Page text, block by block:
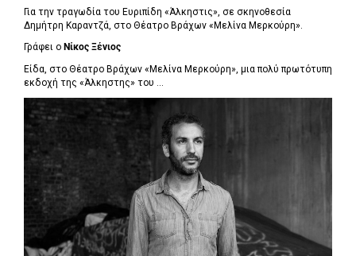
Για την τραγωδία του Ευριπίδη «Άλκηστις», σε σκηνοθεσία
Δημήτρη Καραντζά, στο Θέατρο Βράχων «Μελίνα Μερκούρη».
Γράφει ο Νίκος Ξένιος
Είδα, στο Θέατρο Βράχων «Μελίνα Μερκούρη», μια πολύ πρωτότυπη
εκδοχή της «Άλκηστης» του ...